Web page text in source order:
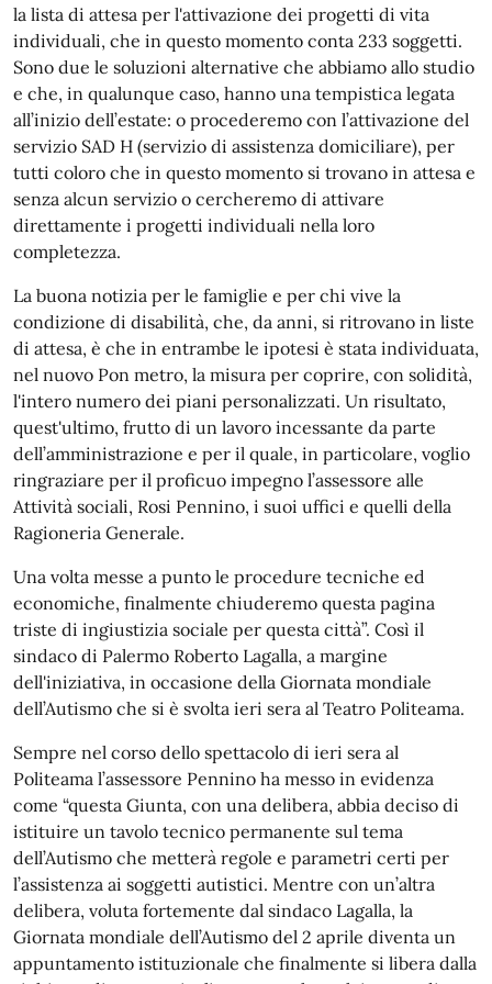
la lista di attesa per l'attivazione dei progetti di vita
individuali, che in questo momento conta 233 soggetti.
Sono due le soluzioni alternative che abbiamo allo studio
e che, in qualunque caso, hanno una tempistica legata
all’inizio dell’estate: o procederemo con l’attivazione del
servizio SAD H (servizio di assistenza domiciliare), per
tutti coloro che in questo momento si trovano in attesa e
senza alcun servizio o cercheremo di attivare
direttamente i progetti individuali nella loro
completezza.
La buona notizia per le famiglie e per chi vive la
condizione di disabilità, che, da anni, si ritrovano in liste
di attesa, è che in entrambe le ipotesi è stata individuata,
nel nuovo Pon metro, la misura per coprire, con solidità,
l'intero numero dei piani personalizzati. Un risultato,
quest'ultimo, frutto di un lavoro incessante da parte
dell’amministrazione e per il quale, in particolare, voglio
ringraziare per il proficuo impegno l’assessore alle
Attività sociali, Rosi Pennino, i suoi uffici e quelli della
Ragioneria Generale.
Una volta messe a punto le procedure tecniche ed
economiche, finalmente chiuderemo questa pagina
triste di ingiustizia sociale per questa città”. Così il
sindaco di Palermo Roberto Lagalla, a margine
dell'iniziativa, in occasione della Giornata mondiale
dell’Autismo che si è svolta ieri sera al Teatro Politeama.
Sempre nel corso dello spettacolo di ieri sera al
Politeama l’assessore Pennino ha messo in evidenza
come “questa Giunta, con una delibera, abbia deciso di
istituire un tavolo tecnico permanente sul tema
dell’Autismo che metterà regole e parametri certi per
l’assistenza ai soggetti autistici. Mentre con un’altra
delibera, voluta fortemente dal sindaco Lagalla, la
Giornata mondiale dell’Autismo del 2 aprile diventa un
appuntamento istituzionale che finalmente si libera dalla